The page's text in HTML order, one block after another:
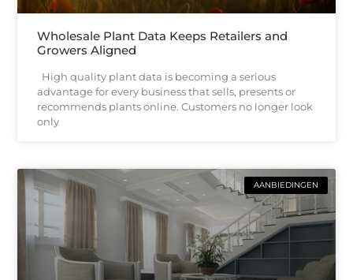
Wholesale Plant Data Keeps Retailers and
Growers Aligned
High quality plant data is becoming a serious
advantage for every business that sells, presents or
recommends plants online. Customers no longer look
only
AANBIEDINGEN